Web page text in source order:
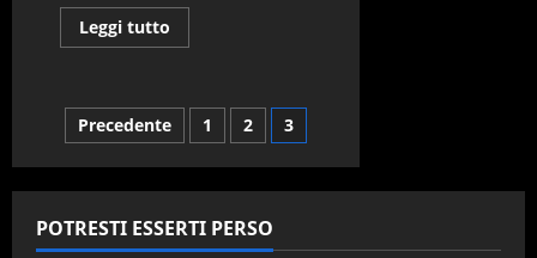
Leggi tutto
di
curiosità
riguardanti
gli
Paginazione
degli
articoli
Precedente 1 2 3
POTRESTI ESSERTI PERSO